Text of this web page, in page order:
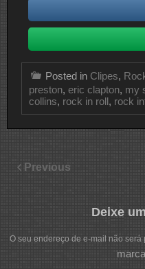
Posted in Clipes,
preston, eric clapton, my
collins, rock in roll, rock
Previous
Deixe
O seu endereço de e-mail não será